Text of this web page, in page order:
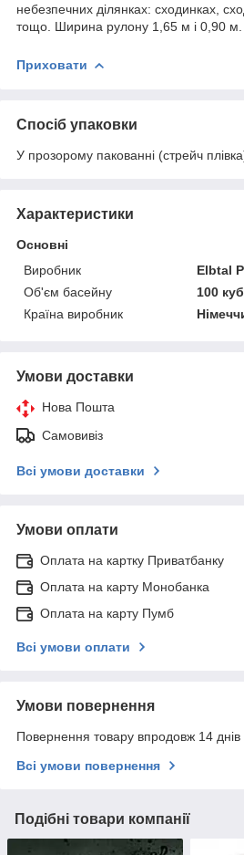
небезпечних ділянках: сходинках,
тощо. Ширина рулону 1,65 м і 0,90 м.
Приховати
Спосіб упаковки
У прозорому пакованні (стрейч
Характеристики
Основні
Виробник
Elbtal
Об'єм басейну
100
Країна виробник
Умови доставки
Нова Пошта
Самовивіз
Всі умови доставки
Умови оплати
Оплата на картку Приватбанку
Оплата на карту Монобанка
Оплата на карту Пумб
Всі умови оплати
Умови повернення
Повернення товару впродовж 14 днів
Всі умови повернення
Подібні товари компанії